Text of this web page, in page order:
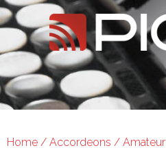
Home / Accordeons / Amateur